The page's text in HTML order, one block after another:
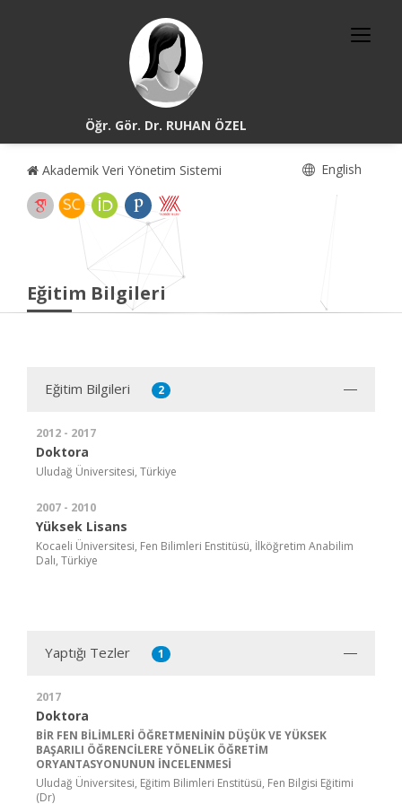
Öğr. Gör. Dr. RUHAN ÖZEL
Akademik Veri Yönetim Sistemi English
Eğitim Bilgileri
Eğitim Bilgileri 2
2012 - 2017
Doktora
Uludağ Üniversitesi, Türkiye
2007 - 2010
Yüksek Lisans
Kocaeli Üniversitesi, Fen Bilimleri Enstitüsü, İlköğretim Anabilim
Dalı, Türkiye
Yaptığı Tezler 1
2017
Doktora
BİR FEN BİLİMLERİ ÖĞRETMENİNİN DÜŞÜK VE YÜKSEK
BAŞARILI ÖĞRENCİLERE YÖNELİK ÖĞRETİM
ORYANTASYONUNUN İNCELENMESİ
Uludağ Üniversitesi, Eğitim Bilimleri Enstitüsü, Fen Bilgisi Eğitimi
(Dr)